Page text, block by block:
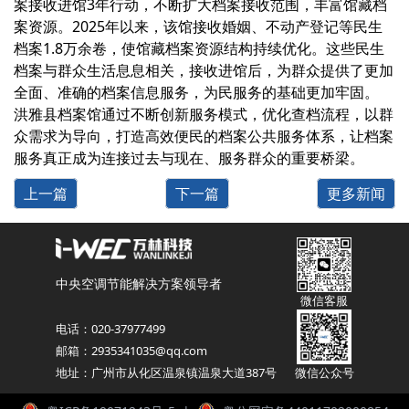
案接收进馆3年行动，不断扩大档案接收范围，丰富馆藏档
案资源。2025年以来，该馆接收婚姻、不动产登记等民生
档案1.8万余卷，使馆藏档案资源结构持续优化。这些民生
档案与群众生活息息相关，接收进馆后，为群众提供了更加
全面、准确的档案信息服务，为民服务的基础更加牢固。
洪雅县档案馆通过不断创新服务模式，优化查档流程，以群
众需求为导向，打造高效便民的档案公共服务体系，让档案
服务真正成为连接过去与现在、服务群众的重要桥梁。
上一篇
下一篇 更多新闻
中央空调节能解决方案领导者
电话：020-37977499
邮箱：2935341035@qq.com
地址：广州市从化区温泉镇温泉大道387号
微信客服
微信公众号